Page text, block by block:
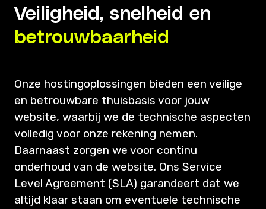
Veiligheid, snelheid en
betrouwbaarheid
Onze hostingoplossingen bieden een veilige
en betrouwbare thuisbasis voor jouw
website, waarbij we de technische aspecten
volledig voor onze rekening nemen.
Daarnaast zorgen we voor continu
onderhoud van de website. Ons Service
Level Agreement (SLA) garandeert dat we
altijd klaar staan om eventuele technische